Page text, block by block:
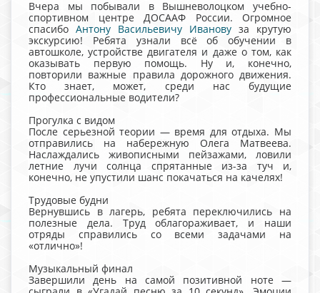
Вчера мы побывали в Вышневолоцком учебно-
спортивном центре ДОСААФ России. Огромное
спасибо Антону Васильевичу Иванову за крутую
экскурсию! Ребята узнали всё об обучении в
автошколе, устройстве двигателя и даже о том, как
оказывать первую помощь. Ну и, конечно,
повторили важные правила дорожного движения.
Кто знает, может, среди нас будущие
профессиональные водители?
Прогулка с видом
После серьезной теории — время для отдыха. Мы
отправились на набережную Олега Матвеева.
Наслаждались живописными пейзажами, ловили
летние лучи солнца спрятанные из-за туч и,
конечно, не упустили шанс покачаться на качелях!
Трудовые будни
Вернувшись в лагерь, ребята переключились на
полезные дела. Труд облагораживает, и наши
отряды справились со всеми задачами на
«отлично»!
Музыкальный финал
Завершили день на самой позитивной ноте —